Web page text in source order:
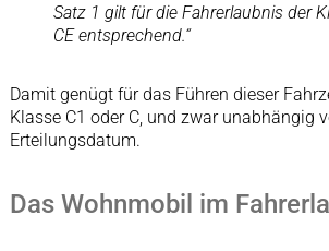
Satz 1 gilt für die Fahrerlaubnis der
CE entsprechend.“
Damit genügt für das Führen dieser
Klasse C1 oder C, und zwar unabhängig
Erteilungsdatum.
Das Wohnmobil im